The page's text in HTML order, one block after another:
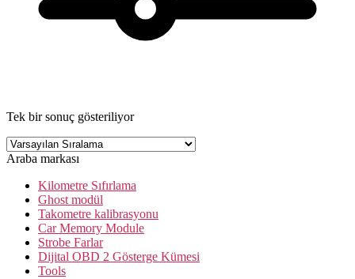
Tek bir sonuç gösteriliyor
Araba markası
Kilometre Sıfırlama
Ghost modül
Takometre kalibrasyonu
Car Memory Module
Strobe Farlar
Dijital OBD 2 Gösterge Kümesi
Tools